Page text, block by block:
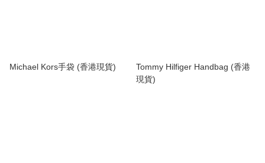
Michael Kors手袋 (香港現貨)
Tommy Hilfiger Handbag (香港
現貨)